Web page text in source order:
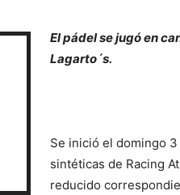
El pádel se jugó en
Lagarto´s.
Se inició el domingo
sintéticas de Racing
reducido